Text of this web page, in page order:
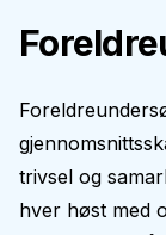
trivsel og
hver høst med